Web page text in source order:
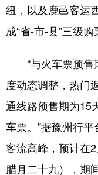
山西
上海
山东
湖南
海南
贵州
纽，以及鹿邑客运
成“省-市-县”三级
“与火车票预售
度动态调整，热门
通线路预售期为15
车票。”据豫州行
客流高峰，预计在
腊月二十九），期